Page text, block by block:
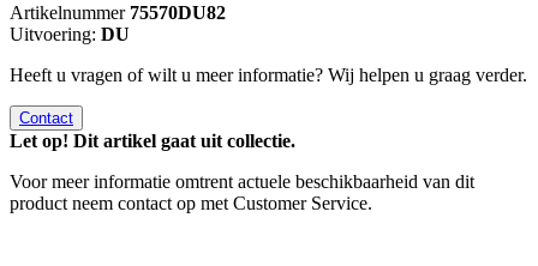
Artikelnummer 75570DU82
Uitvoering: DU
Heeft u vragen of wilt u meer informatie? Wij helpen u graag verder.
Contact
Let op! Dit artikel gaat uit collectie.
Voor meer informatie omtrent actuele beschikbaarheid van dit
product neem contact op met Customer Service.